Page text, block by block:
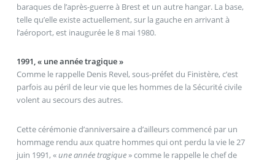
baraques de l’après-guerre à Brest et un autre hangar. La base,
telle qu’elle existe actuellement, sur la gauche en arrivant à
l’aéroport, est inaugurée le 8 mai 1980.
1991, « une année tragique »
Comme le rappelle Denis Revel, sous-préfet du Finistère, c’est
parfois au péril de leur vie que les hommes de la Sécurité civile
volent au secours des autres.
Cette cérémonie d’anniversaire a d’ailleurs commencé par un
hommage rendu aux quatre hommes qui ont perdu la vie le 27
juin 1991, «une année tragique» comme le rappelle le chef de